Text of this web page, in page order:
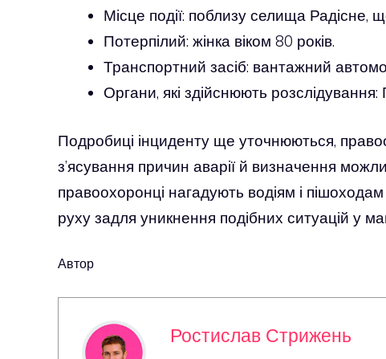
Місце події: поблизу селища Радісне,
Потерпілий: жінка віком 80 років.
Транспортний засіб: вантажний
Органи, які здійснюють
Подробиці інциденту ще уточнюються,
з’ясування причин аварії й визначення
правоохоронці нагадують водіям і
руху задля уникнення подібних ситуацій у
Автор
Ростислав Стрижень